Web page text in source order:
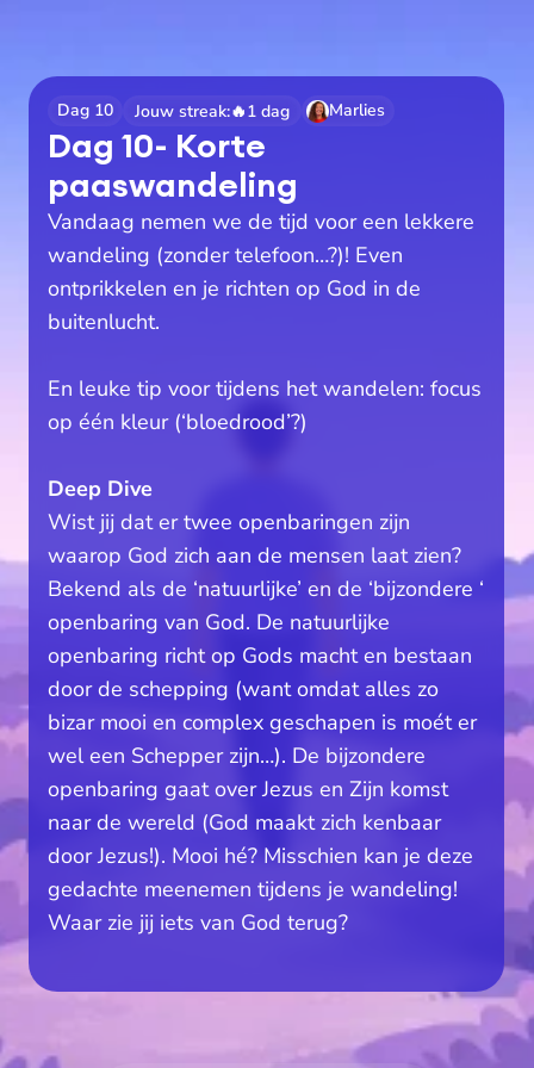
Dag 10 Jouw streak:🔥1 dag Marlies
Dag 10- Korte
paaswandeling
Vandaag nemen we de tijd voor een lekkere
wandeling (zonder telefoon…?)! Even
ontprikkelen en je richten op God in de
buitenlucht.
En leuke tip voor tijdens het wandelen: focus
op één kleur (‘bloedrood’?)
Deep Dive
Wist jij dat er twee openbaringen zijn
waarop God zich aan de mensen laat zien?
Bekend als de ‘natuurlijke’ en de ‘bijzondere ‘
openbaring van God. De natuurlijke
openbaring richt op Gods macht en bestaan
door de schepping (want omdat alles zo
bizar mooi en complex geschapen is moét er
wel een Schepper zijn…). De bijzondere
openbaring gaat over Jezus en Zijn komst
naar de wereld (God maakt zich kenbaar
door Jezus!). Mooi hé? Misschien kan je deze
gedachte meenemen tijdens je wandeling!
Waar zie jij iets van God terug?